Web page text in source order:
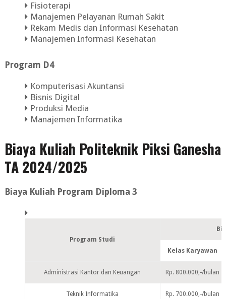
Fisioterapi
Manajemen Pelayanan Rumah Sakit
Rekam Medis dan Informasi Kesehatan
Manajemen Informasi Kesehatan
Program D4
Komputerisasi Akuntansi
Bisnis Digital
Produksi Media
Manajemen Informatika
Biaya Kuliah Politeknik Piksi Ganesha
TA 2024/2025
Biaya Kuliah Program Diploma 3
Program Studi
Kelas Karyawan
Administrasi Kantor dan Keuangan Rp. 800.000,-/bulan
Teknik Informatika Rp. 700.000,-/bulan